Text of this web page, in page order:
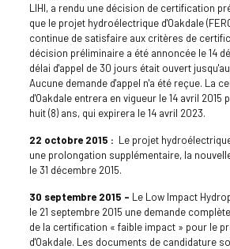
LIHI, a rendu une décision de certification
que le projet hydroélectrique d'Oakdale
continue de satisfaire aux critères de
décision préliminaire a été annoncée le 14
délai d'appel de 30 jours était ouvert jusqu'au
Aucune demande d'appel n'a été reçue. La
d'Oakdale entrera en vigueur le 14 avril 2015
huit (8) ans, qui expirera le 14 avril 2023.
22 octobre 2015 : Le projet
une prolongation supplémentaire, la
le 31 décembre 2015.
30 septembre 2015 – Le Low Impact
le 21 septembre 2015 une demande
de la certification « faible impact » pour le
d'Oakdale. Les documents de candidature